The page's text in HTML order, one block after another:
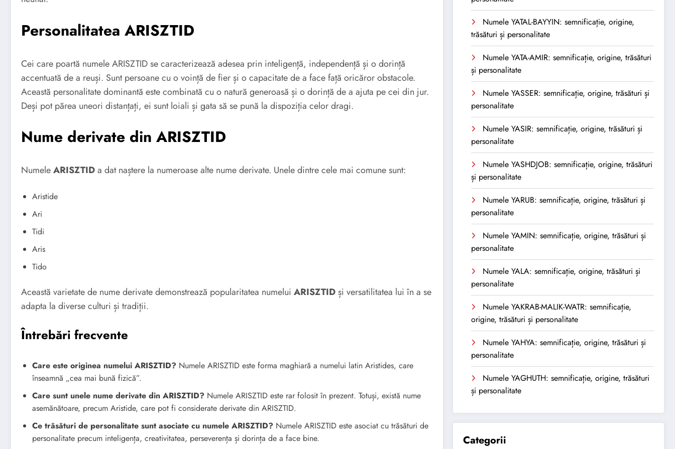
Personalitatea ARISZTID
Cei care poartă numele ARISZTID se caracterizează adesea prin inteligență, independență și o dorință
accentuată de a reuși. Sunt persoane cu o voință de fier și o capacitate de a face față oricăror obstacole.
Această personalitate dominantă este combinată cu o natură generoasă și o dorință de a ajuta pe cei din jur.
Deși pot părea uneori distanțați, ei sunt loiali și gata să se pună la dispoziția celor dragi.
Nume derivate din ARISZTID
NumeleARISZTIDa dat naștere la numeroase alte nume derivate. Unele dintre cele mai comune sunt:
Aristide
Ari
Tidi
Aris
Tido
Această varietate de nume derivate demonstrează popularitatea numelui ARISZTIDși versatilitatea lui în a se
adapta la diverse culturi și tradiții.
Întrebări frecvente
Care este originea numelui ARISZTID? Numele ARISZTID este forma maghiară a numelui latin Aristides, care
înseamnă „cea mai bună fizică”.
Care sunt unele nume derivate din ARISZTID? Numele ARISZTID este rar folosit în prezent. Totuși, există nume
asemănătoare, precum Aristide, care pot fi considerate derivate din ARISZTID.
Ce trăsături de personalitate sunt asociate cu numele ARISZTID? Numele ARISZTID este asociat cu trăsături de
personalitate precum inteligența, creativitatea, perseverența și dorința de a face bine.
Numele YATAL-BAYYIN: semnificație, origine,
trăsături și personalitate
Numele YATA-AMIR: semnificație, origine, trăsături
și personalitate
Numele YASSER: semnificație, origine, trăsături și
personalitate
Numele YASIR: semnificație, origine, trăsături și
personalitate
Numele YASHDJOB: semnificație, origine, trăsături
și personalitate
Numele YARUB: semnificație, origine, trăsături și
personalitate
Numele YAMIN: semnificație, origine, trăsături și
personalitate
Numele YALA: semnificație, origine, trăsături și
personalitate
Numele YAKRAB-MALIK-WATR: semnificație,
origine, trăsături și personalitate
Numele YAHYA: semnificație, origine, trăsături și
personalitate
Numele YAGHUTH: semnificație, origine, trăsături
și personalitate
Categorii